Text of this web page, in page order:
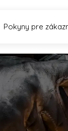
Pokyny pre